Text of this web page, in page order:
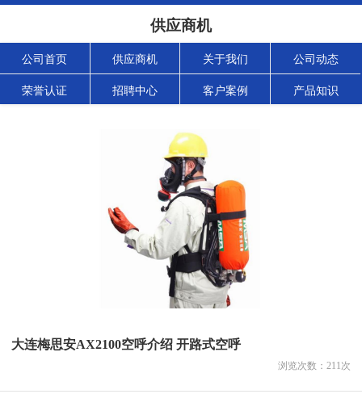
供应商机
公司首页 供应商机 关于我们 公司动态
荣誉认证 招聘中心 客户案例 产品知识
大连梅思安AX2100空呼介绍 开路式空呼
浏览次数： 211次